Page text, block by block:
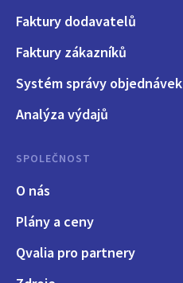
Faktury dodavatelů
Faktury zákazníků
Systém správy objednávek
Analýza výdajů
SPOLEČNOST
O nás
Plány a ceny
Qvalia pro partnery